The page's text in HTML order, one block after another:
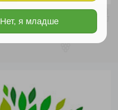
Нет, я младше